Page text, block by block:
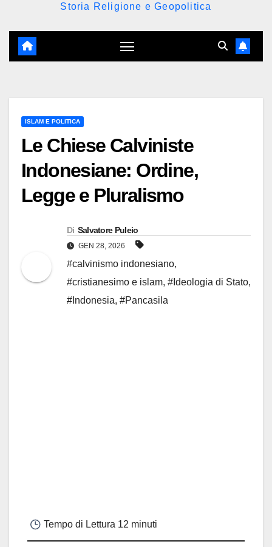
Storia Religione e Geopolitica
ISLAM E POLITICA
Le Chiese Calviniste
Indonesiane: Ordine,
Legge e Pluralismo
Di Salvatore Puleio
GEN 28, 2026
#calvinismo indonesiano,
#cristianesimo e islam, #Ideologia di Stato,
#Indonesia, #Pancasila
Tempo di Lettura 12 minuti